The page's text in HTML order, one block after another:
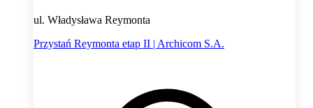
ul. Władysława Reymonta
Przystań Reymonta etap II | Archicom S.A.